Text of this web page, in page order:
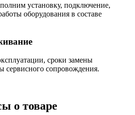
установку, подключение,
оборудования в составе
сроки замены
сервисного сопровождения.
о товаре